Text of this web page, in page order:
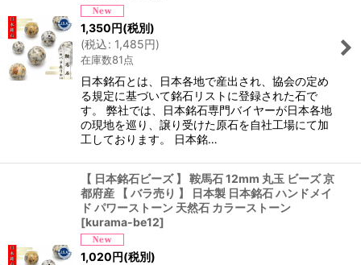
1,350円(税別)
(税込: 1,485円)
在庫数81点
日本銘石とは、日本各地で産出され、協会の定め
る規定に基づいて銘石リストに登録された石で
す。 弊社では、日本銘石専門バイヤーが日本各地
の現地を巡り、譲り受けた原石を自社工場にて加
工しております。 日本銘…
【 日本銘石ビーズ 】 鞍馬石 12mm 丸玉 ビーズ 京
都府産 【 バラ売り 】 日本製 日本銘石 ハンドメイ
ド パワーストーン 天然石 カラーストーン
[kurama-be12]
1,020円(税別)